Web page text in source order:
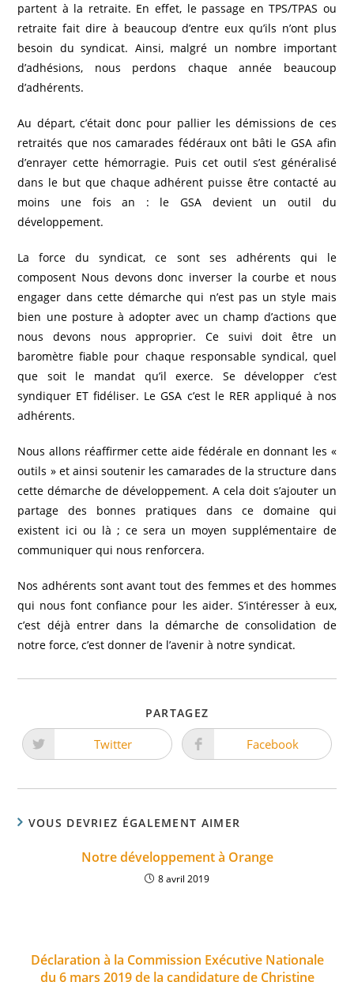
partent à la retraite. En effet, le passage en TPS/TPAS ou
retraite fait dire à beaucoup d’entre eux qu’ils n’ont plus
besoin du syndicat. Ainsi, malgré un nombre important
d’adhésions, nous perdons chaque année beaucoup
d’adhérents.
Au départ, c’était donc pour pallier les démissions de ces
retraités que nos camarades fédéraux ont bâti le GSA afin
d’enrayer cette hémorragie. Puis cet outil s’est généralisé
dans le but que chaque adhérent puisse être contacté au
moins une fois an : le GSA devient un outil du
développement.
La force du syndicat, ce sont ses adhérents qui le
composent Nous devons donc inverser la courbe et nous
engager dans cette démarche qui n’est pas un style mais
bien une posture à adopter avec un champ d’actions que
nous devons nous approprier. Ce suivi doit être un
baromètre fiable pour chaque responsable syndical, quel
que soit le mandat qu’il exerce. Se développer c’est
syndiquer ET fidéliser. Le GSA c’est le RER appliqué à nos
adhérents.
Nous allons réaffirmer cette aide fédérale en donnant les «
outils » et ainsi soutenir les camarades de la structure dans
cette démarche de développement. A cela doit s’ajouter un
partage des bonnes pratiques dans ce domaine qui
existent ici ou là ; ce sera un moyen supplémentaire de
communiquer qui nous renforcera.
Nos adhérents sont avant tout des femmes et des hommes
qui nous font confiance pour les aider. S’intéresser à eux,
c’est déjà entrer dans la démarche de consolidation de
notre force, c’est donner de l’avenir à notre syndicat.
PARTAGEZ
Twitter Facebook
VOUS DEVRIEZ ÉGALEMENT AIMER
Notre développement à Orange
8 avril 2019
Déclaration à la Commission Exécutive Nationale
du 6 mars 2019 de la candidature de Christine